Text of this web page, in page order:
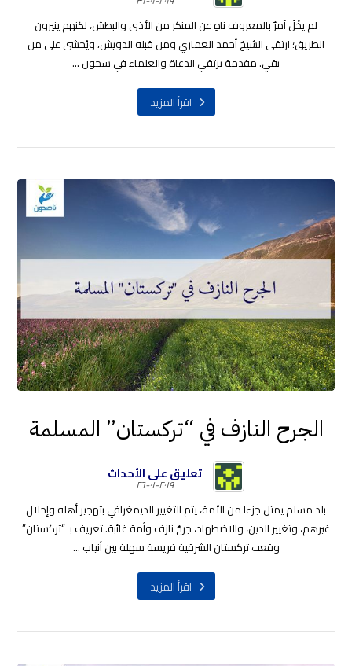
لم يخْلُ آمرٌ بالمعروف ناهٍ عن المنكر من الأذى والبطش، لكنهم ينيرون
الطريق؛ ارتقى الشيخ أحمد العماري ومن قبله الدويش، ويُخشى على من
بقي. مقدمة يرتقي الدعاة والعلماء في سجون ...
اقرأ المزيد
الجرح النازف في “تركستان” المسلمة
تعليق على الأحداث
٢٠١٩-٠١-٢٦
بلد مسلم يمثل جزءا من الأمة، يتم التغيير الديمغرافي بتهجير أهله وإحلال
غيرهم، وتغيير الدين، والاضطهاد، جرحٌ نازف وأمة غائبة. تعريف بـ “تركستان”
وقعت تركستان الشرقية فريسة سهلة بين أنياب ...
اقرأ المزيد